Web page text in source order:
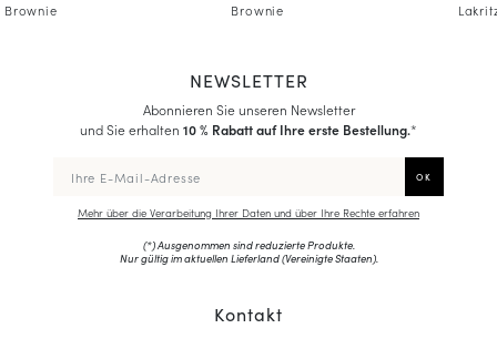
Brownie
Brownie
NEWSLETTER
Abonnieren Sie unseren Newsletter
und Sie erhalten 10 % Rabatt auf Ihre erste Bestellung.*
Mehr über die Verarbeitung Ihrer Daten und über Ihre Rechte erfahren
(*) Ausgenommen sind reduzierte Produkte.
Nur gültig im aktuellen Lieferland (Vereinigte Staaten).
Kontakt